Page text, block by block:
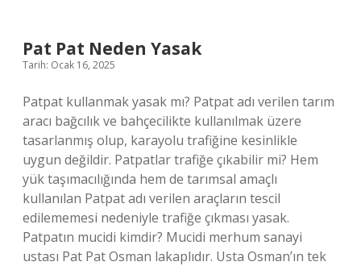
Pat Pat Neden Yasak
Tarih: Ocak 16, 2025
Patpat kullanmak yasak mı? Patpat adı verilen tarım
aracı bağcılık ve bahçecilikte kullanılmak üzere
tasarlanmış olup, karayolu trafiğine kesinlikle
uygun değildir. Patpatlar trafiğe çıkabilir mi? Hem
yük taşımacılığında hem de tarımsal amaçlı
kullanılan Patpat adı verilen araçların tescil
edilememesi nedeniyle trafiğe çıkması yasak.
Patpatın mucidi kimdir? Mucidi merhum sanayi
ustası Pat Pat Osman lakaplıdır. Usta Osman’ın tek